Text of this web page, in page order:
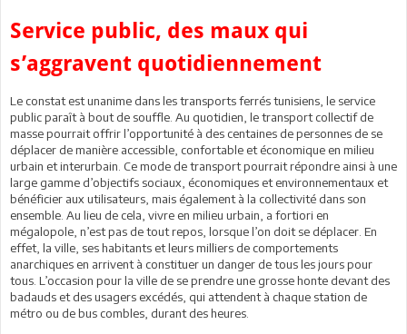
Service public, des maux qui
s’aggravent quotidiennement
Le constat est unanime dans les transports ferrés tunisiens, le service
public paraît à bout de souffle. Au quotidien, le transport collectif de
masse pourrait offrir l’opportunité à des centaines de personnes de se
déplacer de manière accessible, confortable et économique en milieu
urbain et interurbain. Ce mode de transport pourrait répondre ainsi à une
large gamme d’objectifs sociaux, économiques et environnementaux et
bénéficier aux utilisateurs, mais également à la collectivité dans son
ensemble. Au lieu de cela, vivre en milieu urbain, a fortiori en
mégalopole, n’est pas de tout repos, lorsque l’on doit se déplacer. En
effet, la ville, ses habitants et leurs milliers de comportements
anarchiques en arrivent à constituer un danger de tous les jours pour
tous. L’occasion pour la ville de se prendre une grosse honte devant des
badauds et des usagers excédés, qui attendent à chaque station de
métro ou de bus combles, durant des heures.